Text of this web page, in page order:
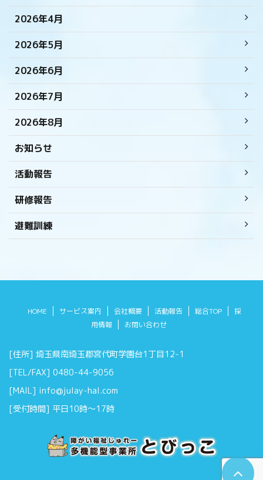
2026年4月
2026年5月
2026年6月
2026年7月
2026年8月
お知らせ
活動報告
研修報告
避難訓練
HOME サービス案内 会社概要 活動報告 総合TOP
採
用情報
お問い合わせ
[住所] 埼玉県南埼玉郡宮代町学園台1丁目12-1
[TEL/FAX] 0480-44-9056
[MAIL] info@julay-hal.com
[受付時間] 平日10時～17時